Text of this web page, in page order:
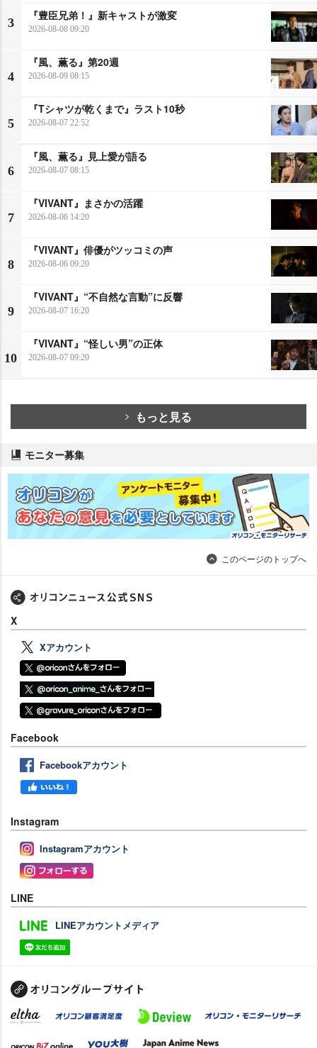
3
『豊臣兄弟！』新キャストが激変
2026-08-08 09:20
4
『風、薫る』第20週
2026-08-09 08:15
5
『Tシャツが乾くまで』ラスト10秒
2026-08-07 22:52
6
『風、薫る』見上愛が語る
2026-08-07 08:15
7
『VIVANT』まさかの活躍
2026-08-06 14:20
8
『VIVANT』俳優がツッコミの声
2026-08-06 09:20
9
『VIVANT』“不自然な言動”に反響
2026-08-07 16:20
10
『VIVANT』“怪しい男”の正体
2026-08-07 09:20
もっと見る
モニター募集
このページのトップへ
X
Xアカウント
Facebook
Facebookアカウント
Instagram
Instagramアカウント
LINE
LINEアカウントメディア